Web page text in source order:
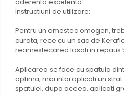
Instructiuni de utilizare:
Pentru un amestec omogen,
curata, rece cu un sac de
reamestecarea lasati in repaus
Aplicarea se face cu spatula
optima, mai intai aplicati un
spatulei, dupa aceea, aplicati